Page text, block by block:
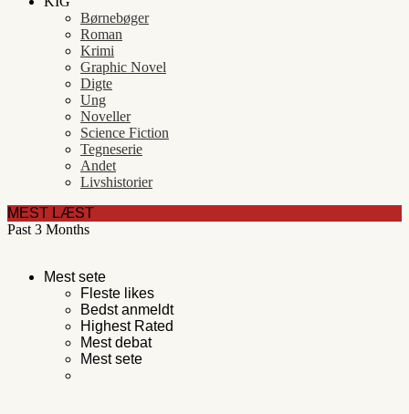
Børnebøger
Roman
Krimi
Graphic Novel
Digte
Ung
Noveller
Science Fiction
Tegneserie
Andet
Livshistorier
MEST LÆST
Past 3 Months
Mest sete
Fleste likes
Bedst anmeldt
Highest Rated
Mest debat
Mest sete